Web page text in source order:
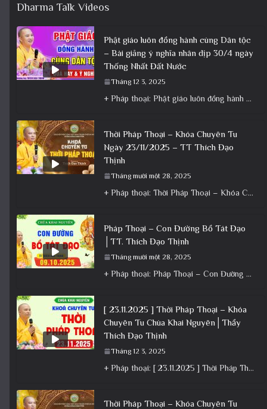
Dharma Talk Videos
Phật giáo luôn đồng hành cùng Dân tộc
– Bài giảng ý nghĩa nhân dịp 30/4 ngày
Thống Nhất Đất Nước
Tháng 12 3, 2025
+ Pháp thoại: Phật giáo luôn đồng hành cùng Dân tộc – Bài giảng ý nghĩa nhân dịp 30/4 ngày
Thời Pháp Thoại – Khóa Chuyên Tu
Ngày 23/11/2025 – TT Thích Đạo
Thịnh
Tháng mười một 28, 2025
+ Pháp thoại: Thời Pháp Thoại – Khóa Chuyên Tu Ngày 23/11/2025 – TT Thích Đạo Thịnh + Album: Pháp
Pháp Thoại – Con Đường Bồ Tát Đạo
│TT. Thích Đạo Thịnh
Tháng mười một 28, 2025
+ Pháp thoại: Pháp Thoại – Con Đường Bồ Tát Đạo │TT. Thích Đạo Thịnh + Album: Pháp Thoại +
[ 23.11.2025 ] Thời Pháp Thoại – Khóa
Chuyên Tu Chùa Khai Nguyên│Thầy
Thích Đạo Thịnh
Tháng 12 3, 2025
+ Pháp thoại: [ 23.11.2025 ] Thời Pháp Thoại – Khóa Chuyên Tu Chùa Khai Nguyên│Thầy Thích Đạo Thịnh +
Thời Pháp Thoại – Khóa Chuyên Tu